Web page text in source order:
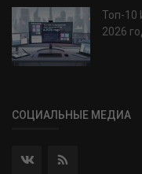
Топ-10
2026
СОЦИАЛЬНЫЕ МЕДИА